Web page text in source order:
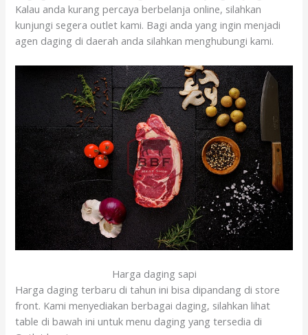
Kalau anda kurang percaya berbelanja online, silahkan
kunjungi segera outlet kami. Bagi anda yang ingin menjadi
agen daging di daerah anda silahkan menghubungi kami.
Harga daging sapi
Harga daging terbaru di tahun ini bisa dipandang di store
front. Kami menyediakan berbagai daging, silahkan lihat
table di bawah ini untuk menu daging yang tersedia di